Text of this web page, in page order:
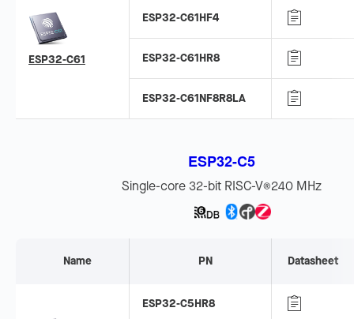
ESP32-C61
ESP32-C61HF4
ESP32-C61HR8
ESP32-C61NF8R8LA
ESP32-C5
Single-core 32-bit RISC-V®240 MHz
Name PN Datasheet
ESP32-C5HR8